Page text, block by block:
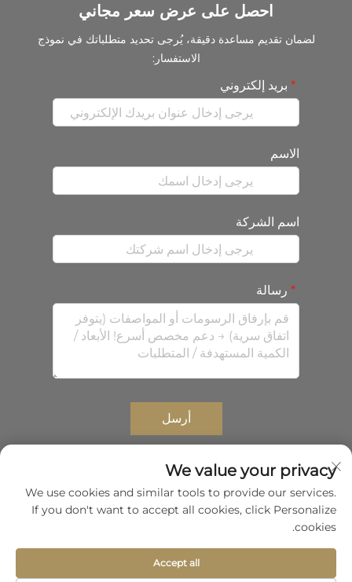
احصل على عرض سعر مجاني
لضمان تقديم مساعدة دقيقة، يُرجى تحديد متطلباتك في نموذج
الاستفسار:
بريد إلكتروني
الاسم
اسم الشركة
رسالة
أرسل
جميع الحقوق محفوظة © 2026 لشركة Shenzhen Zhongda
Composites Co.,Ltd. سياسة الخصوصية
التمرير إلى الأعلى
We value your privacy
We use cookies and similar tools to provide our services.
If you don't want to accept all cookies, click Personalize
cookies.
Accept all